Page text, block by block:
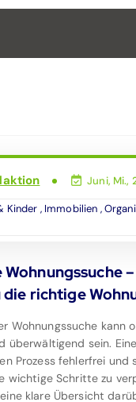
Juni, Mi.,
Kinder , Immobilien ,
richtige
Wohnungssuche kann
überwältigend sein.
Prozess fehlerfrei und
wichtige Schritte zu
klare Übersicht